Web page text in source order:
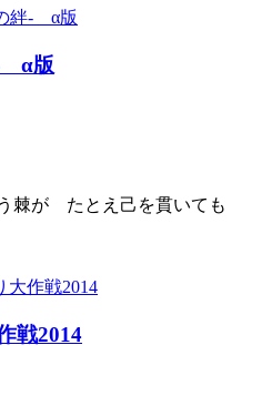
α版
棘が たとえ己を貫いても
戦2014